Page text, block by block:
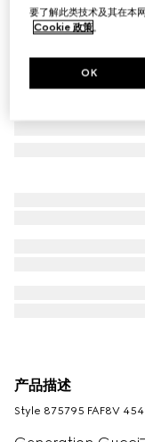
产品描述
Style ‎875795 FAF8V
要了解此类技术及其在本
Cookie 政策。
OK